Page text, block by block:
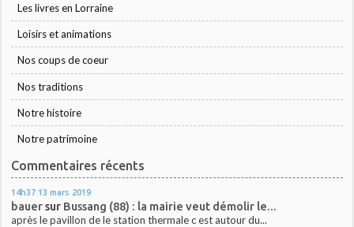
Les livres en Lorraine
Loisirs et animations
Nos coups de coeur
Nos traditions
Notre histoire
Notre patrimoine
Commentaires récents
14h37 13 mars 2019
bauersur Bussang (88) : la mairie veut démolir le...
après le pavillon de le station thermale c est autour du...